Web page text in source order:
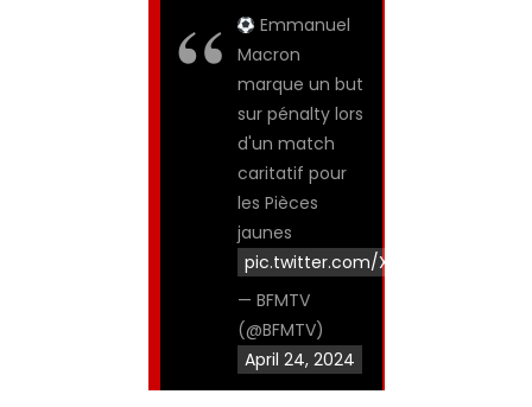
Emmanuel
Macron
marque un but
sur pénalty lors
d'un match
caritatif pour
les Pièces
jaunes
pic.twitter.com/XyKGaA5vnI
— BFMTV
(@BFMTV)
April 24, 2024